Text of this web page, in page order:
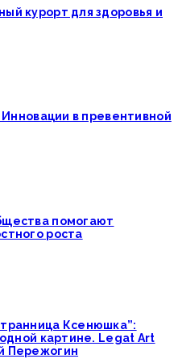
курорт для здоровья и
Инновации в превентивной
помогают
роста
Ксенюшка”:
одной картине. Legat Art
Пережогин